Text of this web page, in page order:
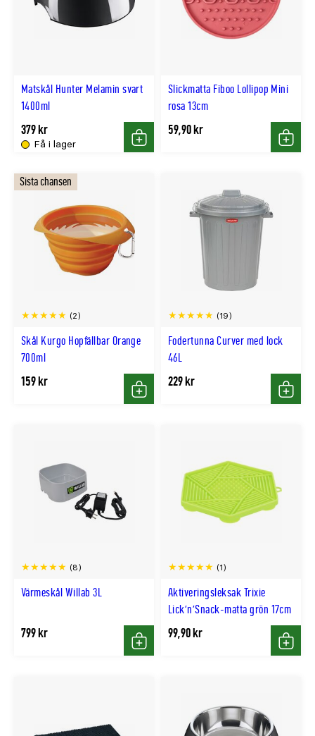
Matskål Hunter Melamin svart
1400ml
Få i lager
379 kr
Köp
Slickmatta Fiboo Lollipop Mini
rosa 13cm
59,90 kr
Köp
Skål Kurgo Hopfällbar Orange
700ml
(2)
Sista chansen
159 kr
Köp
Fodertunna Curver med lock
46L
(19)
229 kr
Köp
Värmeskål Willab 3L
(8)
799 kr
Köp
Aktiveringsleksak Trixie
Lick'n'Snack-matta grön 17cm
(1)
99,90 kr
Köp